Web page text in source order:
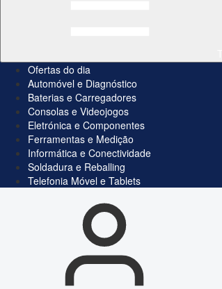
Ofertas do dia
Automóvel e Diagnóstico
Baterias e Carregadores
Consolas e Videojogos
Eletrónica e Componentes
Ferramentas e Medição
Informática e Conectividade
Soldadura e Reballing
Telefonia Móvel e Tablets